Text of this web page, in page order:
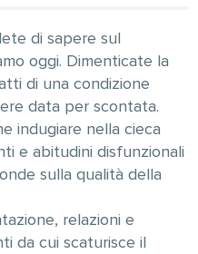
di sapere sul
oggi. Dimenticate la
di una condizione
data per scontata.
indugiare nella cieca
e abitudini disfunzionali
sulla qualità della
relazioni e
da cui scaturisce il